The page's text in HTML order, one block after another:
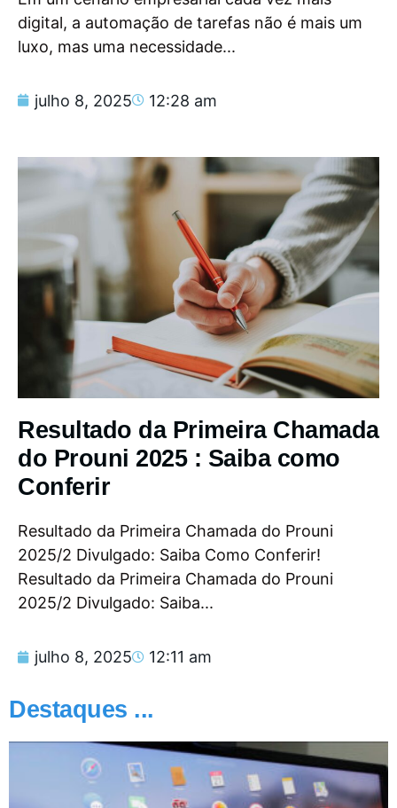
digital, a automação de tarefas não é mais um
luxo, mas uma necessidade...
julho 8, 2025 12:28 am
Resultado da Primeira Chamada
do Prouni 2025 : Saiba como
Conferir
Resultado da Primeira Chamada do Prouni
2025/2 Divulgado: Saiba Como Conferir!
Resultado da Primeira Chamada do Prouni
2025/2 Divulgado: Saiba...
julho 8, 2025 12:11 am
Destaques ...